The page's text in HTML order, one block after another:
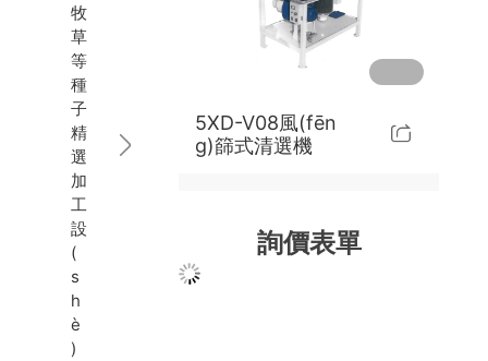
6SXL系列蔬菜種子色選機
蔬菜種子刷種機
5PC系列平面式預(yù)清機
5W系列窩眼分選機
包衣、丸粒化
5BY系列種子包衣機
混合系統(tǒng)
多功能種子混合系統(tǒng)
無破碎輸送系統(tǒng)
除塵系統(tǒng)
玉米種子加工線
大豆種子加工線
榮譽資質(zhì)
業(yè)績展示
行業(yè)資訊
政策法規(guī)
技術(shù)指南
聯(lián)系方式
在線留言
人才招聘
牧
草
等
種
子
精
選
加
工
設
(
s
h
è
)
5XD-V08風(fēn
g)篩式清選機
詢價表單